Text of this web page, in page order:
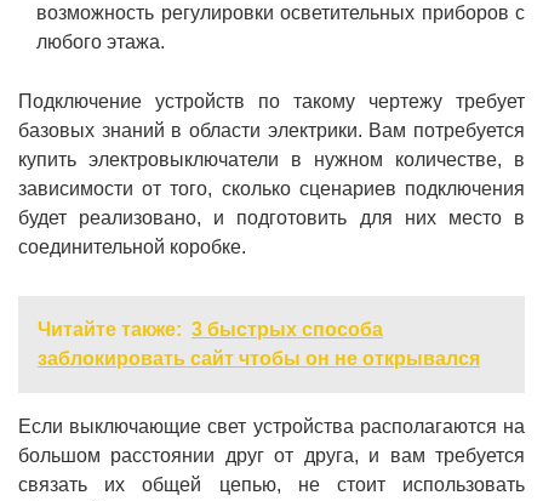
возможность регулировки осветительных приборов с
любого этажа.
Подключение устройств по такому чертежу требует
базовых знаний в области электрики. Вам потребуется
купить электровыключатели в нужном количестве, в
зависимости от того, сколько сценариев подключения
будет реализовано, и подготовить для них место в
соединительной коробке.
Читайте также: 3 быстрых способа
заблокировать сайт чтобы он не открывался
Если выключающие свет устройства располагаются на
большом расстоянии друг от друга, и вам требуется
связать их общей цепью, не стоит использовать